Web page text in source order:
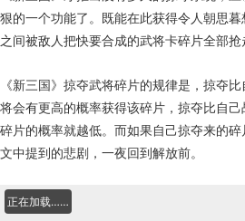
狠的一个功能了。既能在此获得令人朝思
之间被敌人把快要合成的武将卡碎片全部抢
《新三国》掠夺武将碎片的规律是，掠夺
将会有更高的概率获得该碎片，掠夺比自
碎片的概率就越低。而如果自己掠夺来的
文中提到的悲剧，一夜回到解放前。
正在加载……